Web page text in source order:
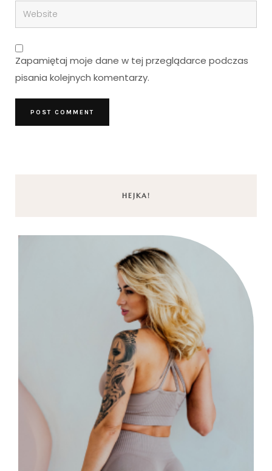
Zapamiętaj moje dane w tej przeglądarce podczas
pisania kolejnych komentarzy.
HEJKA!